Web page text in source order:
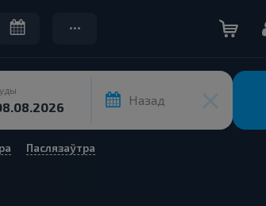
Назад
Паслязаўтра